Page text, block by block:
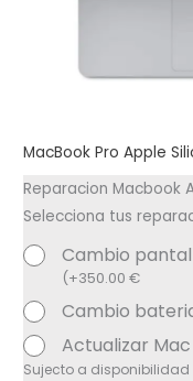
MacBook Pro Apple
Reparacion Macbook
Selecciona tus
Cambio
(+350.00€
Cambio
Actualizar Mac
Sujecto a